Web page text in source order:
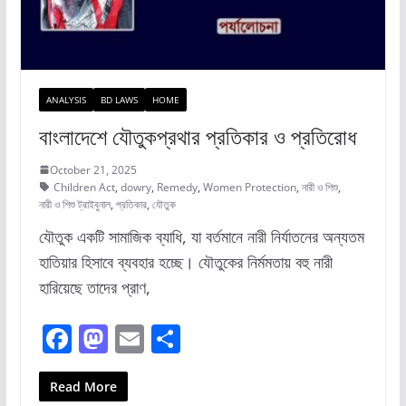
ANALYSIS BD LAWS HOME
বাংলাদেশে যৌতুকপ্রথার প্রতিকার ও প্রতিরোধ
October 21, 2025
Children Act, dowry, Remedy, Women Protection, নারী ও শিশু,
নারী ও শিশু ট্রাইবুনাল, প্রতিকার, যৌতুক
যৌতুক একটি সামাজিক ব্যাধি, যা বর্তমানে নারী নির্যাতনের অন্যতম
হাতিয়ার হিসাবে ব্যবহার হচ্ছে। যৌতুকের নির্মমতায় বহু নারী
হারিয়েছে তাদের প্রাণ,
F
a
c
M
a
st
E S
Read More